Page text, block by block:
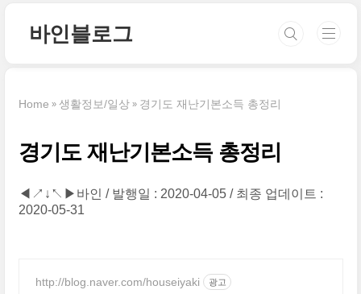
바인블로그
Home 생활정보/일상 경기도 재난기본소득 총정리
경기도 재난기본소득 총정리
◀↗↓↖▶바인 발행일 : 2020-04-05
최종 업데이트 :
2020-05-31
http://blog.naver.com/houseiyaki 광고